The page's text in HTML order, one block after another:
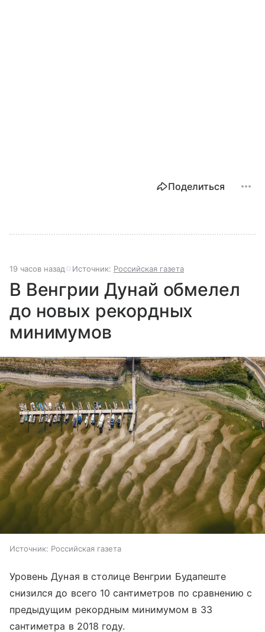
Поделиться
19 часов назад Источник: Российская газета
В Венгрии Дунай обмелел
до новых рекордных
минимумов
Источник: Российская газета
Уровень Дуная в столице Венгрии Будапеште
снизился до всего 10 сантиметров по сравнению с
предыдущим рекордным минимумом в 33
сантиметра в 2018 году.